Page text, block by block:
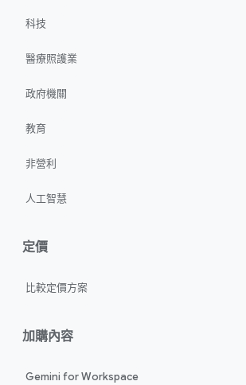
科技
醫療照護業
政府機關
教育
非營利
人工智慧
定價
比較定價方案
加購內容
Gemini for Workspace